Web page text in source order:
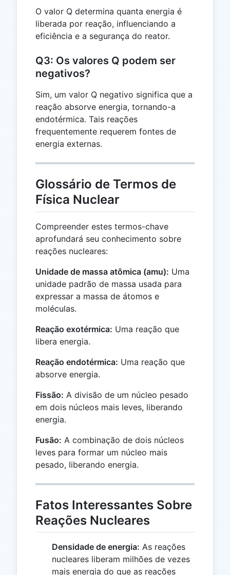
O valor Q determina quanta energia é
liberada por reação, influenciando a
eficiência e a segurança do reator.
Q3: Os valores Q podem ser
negativos?
Sim, um valor Q negativo significa que a
reação absorve energia, tornando-a
endotérmica. Tais reações
frequentemente requerem fontes de
energia externas.
Glossário de Termos de
Física Nuclear
Compreender estes termos-chave
aprofundará seu conhecimento sobre
reações nucleares:
Unidade de massa atômica (amu): Uma
unidade padrão de massa usada para
expressar a massa de átomos e
moléculas.
Reação exotérmica: Uma reação que
libera energia.
Reação endotérmica: Uma reação que
absorve energia.
Fissão: A divisão de um núcleo pesado
em dois núcleos mais leves, liberando
energia.
Fusão: A combinação de dois núcleos
leves para formar um núcleo mais
pesado, liberando energia.
Fatos Interessantes Sobre
Reações Nucleares
Densidade de energia: As reações
nucleares liberam milhões de vezes
mais energia do que as reações